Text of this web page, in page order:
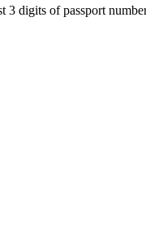
3 digits of passport